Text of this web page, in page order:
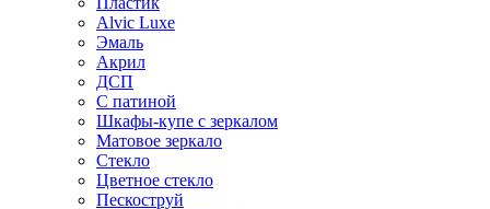
Alvic Luxe
Эмаль
Акрил
ДСП
С патиной
Шкафы-купе с зеркалом
Матовое зеркало
Стекло
Цветное стекло
Пескоструй